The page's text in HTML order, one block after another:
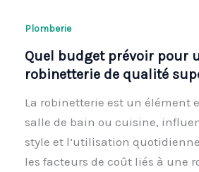
Plomberie
Quel budget prévoir pour
robinetterie de qualité
La robinetterie est un élément
salle de bain ou cuisine,
style et l’utilisation
les facteurs de coût liés à une